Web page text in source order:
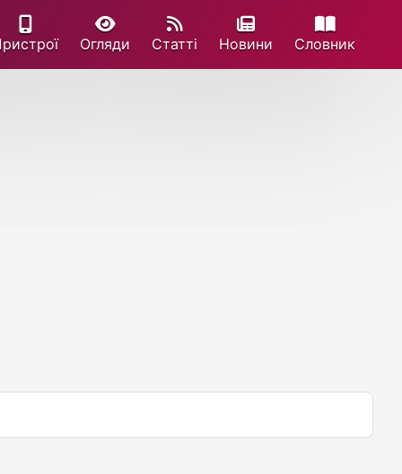
Огляди Статті Новини Cловник